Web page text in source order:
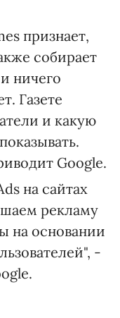
признает,
собирает
ничего
Газете
и какую
Google.
на сайтах
рекламу
на основании
-